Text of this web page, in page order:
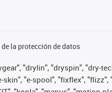
la protección de datos
"drylin", "dryspin", "dry-
"e-spool", "fixflex", "flizz",